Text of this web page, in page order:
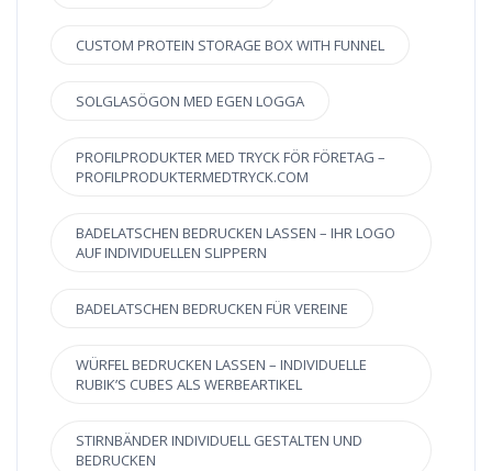
CUSTOM PROTEIN STORAGE BOX WITH FUNNEL
SOLGLASÖGON MED EGEN LOGGA
PROFILPRODUKTER MED TRYCK FÖR FÖRETAG –
PROFILPRODUKTERMEDTRYCK.COM
BADELATSCHEN BEDRUCKEN LASSEN – IHR LOGO
AUF INDIVIDUELLEN SLIPPERN
BADELATSCHEN BEDRUCKEN FÜR VEREINE
WÜRFEL BEDRUCKEN LASSEN – INDIVIDUELLE
RUBIK’S CUBES ALS WERBEARTIKEL
STIRNBÄNDER INDIVIDUELL GESTALTEN UND
BEDRUCKEN